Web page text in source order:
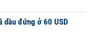
dầu đứng ở 60 USD